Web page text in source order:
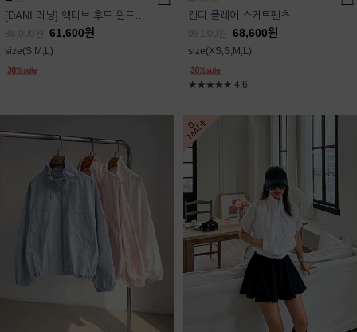
[DANI 러닝] 액티브 후드 윈드점퍼
88,000 61,600원
size(S,M,L)
캔디 플레어 스커트팬츠
98,000 68,600원
size(XS,S,M,L)
★★★★★ 4.6